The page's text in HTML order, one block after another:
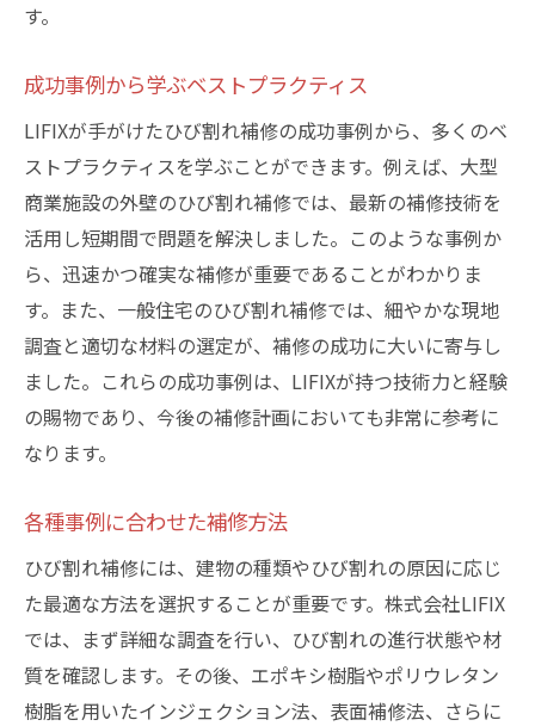
す。
成功事例から学ぶベストプラクティス
LIFIXが手がけたひび割れ補修の成功事例から、多くのベ
ストプラクティスを学ぶことができます。例えば、大型
商業施設の外壁のひび割れ補修では、最新の補修技術を
活用し短期間で問題を解決しました。このような事例か
ら、迅速かつ確実な補修が重要であることがわかりま
す。また、一般住宅のひび割れ補修では、細やかな現地
調査と適切な材料の選定が、補修の成功に大いに寄与し
ました。これらの成功事例は、LIFIXが持つ技術力と経験
の賜物であり、今後の補修計画においても非常に参考に
なります。
各種事例に合わせた補修方法
ひび割れ補修には、建物の種類やひび割れの原因に応じ
た最適な方法を選択することが重要です。株式会社LIFIX
では、まず詳細な調査を行い、ひび割れの進行状態や材
質を確認します。その後、エポキシ樹脂やポリウレタン
樹脂を用いたインジェクション法、表面補修法、さらに